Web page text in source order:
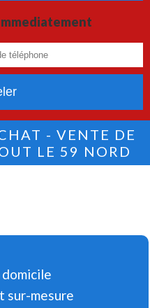
- VENTE DE
LE 59 NORD
sur-mesure